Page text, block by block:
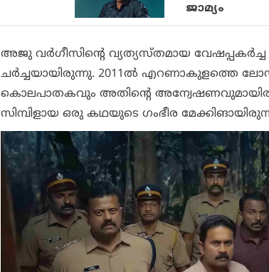
ജാമ്യം
അജു വര്‍ഗീസിന്റെ വ്യത്യസ്തമായ
ചര്‍ച്ചയായിരുന്നു. 2011ല്‍ എറണാകുളത്തെ
കൊലപാതകവും അതിന്റെ
സിമ്പിളായ ഒരു കഥയുടെ ഗംഭീര